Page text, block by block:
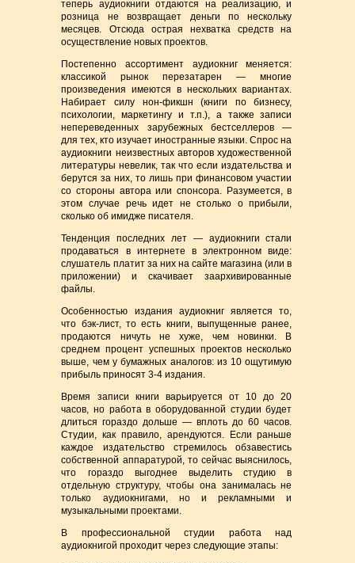
теперь аудиокниги отдаются на реализацию, и
розница не возвращает деньги по нескольку
месяцев. Отсюда острая нехватка средств на
осуществление новых проектов.
Постепенно ассортимент аудиокниг меняется:
классикой рынок перезатарен — многие
произведения имеются в нескольких вариантах.
Набирает силу нон-фикшн (книги по бизнесу,
психологии, маркетингу и т.п.), а также записи
непереведенных зарубежных бестселлеров —
для тех, кто изучает иностранные языки. Спрос на
аудиокниги неизвестных авторов художественной
литературы невелик, так что если издательства и
берутся за них, то лишь при финансовом участии
со стороны автора или спонсора. Разумеется, в
этом случае речь идет не столько о прибыли,
сколько об имидже писателя.
Тенденция последних лет — аудиокниги стали
продаваться в интернете в электронном виде:
слушатель платит за них на сайте магазина (или в
приложении) и скачивает заархивированные
файлы.
Особенностью издания аудиокниг является то,
что бэк-лист, то есть книги, выпущенные ранее,
продаются ничуть не хуже, чем новинки. В
среднем процент успешных проектов несколько
выше, чем у бумажных аналогов: из 10 ощутимую
прибыль приносят 3-4 издания.
Время записи книги варьируется от 10 до 20
часов, но работа в оборудованной студии будет
длиться гораздо дольше — вплоть до 60 часов.
Студии, как правило, арендуются. Если раньше
каждое издательство стремилось обзавестись
собственной аппаратурой, то сейчас выяснилось,
что гораздо выгоднее выделить студию в
отдельную структуру, чтобы она занималась не
только аудиокнигами, но и рекламными и
музыкальными проектами.
В профессиональной студии работа над
аудиокнигой проходит через следующие этапы: